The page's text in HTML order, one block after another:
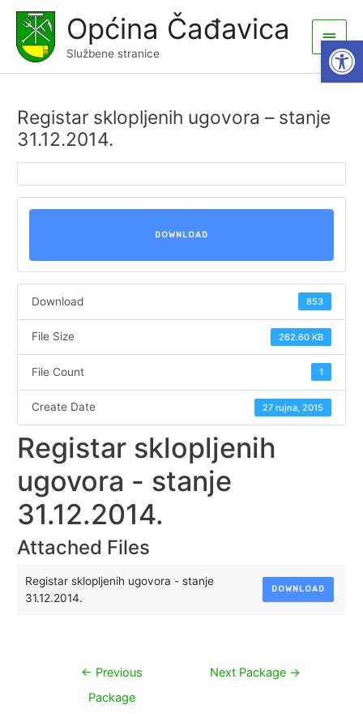
content
Općina Čađavica
Službene stranice
Main
Menu
Registar sklopljenih ugovora – stanje
31.12.2014.
DOWNLOAD
Download 853
File Size 262.60 KB
File Count 1
Create Date 27 rujna, 2015
Registar sklopljenih
ugovora - stanje
31.12.2014.
Attached Files
Registar sklopljenih ugovora - stanje
31.12.2014.
DOWNLOAD
Navigacija
← Previous
Package
Next Package →